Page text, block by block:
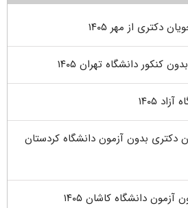
دکتری از مهر ۱۴۰۵
کنکور دانشگاه تهران ۱۴۰۵
۱۴۰۵
دکتری بدون آزمون دانشگاه کردستان
دانشگاه کاشان ۱۴۰۵